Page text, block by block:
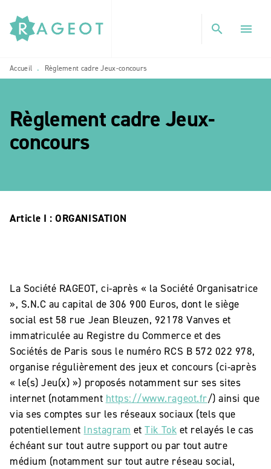
MENU RECHERCHE
PIED DE PAGE
search menu
Accueil • Règlement cadre Jeux-concours
Règlement cadre Jeux-
concours
Article I : ORGANISATION
La Société RAGEOT, ci-après « la Société Organisatrice
», S.N.C au capital de 306 900 Euros, dont le siège
social est 58 rue Jean Bleuzen, 92178 Vanves et
immatriculée au Registre du Commerce et des
Sociétés de Paris sous le numéro RCS B 572 022 978,
organise régulièrement des jeux et concours (ci-après
« le(s) Jeu(x) ») proposés notamment sur ses sites
internet (notamment https://www.rageot.fr/) ainsi que
via ses comptes sur les réseaux sociaux (tels que
potentiellement Instagram etTik Tok et relayés le cas
échéant sur tout autre support ou par tout autre
médium (notamment sur tout autre réseau social,